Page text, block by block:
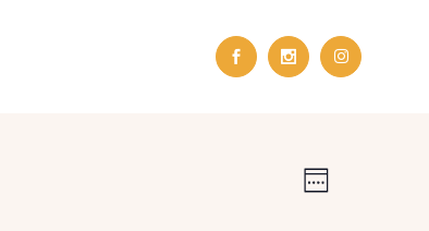
Esemény
nézet
Week